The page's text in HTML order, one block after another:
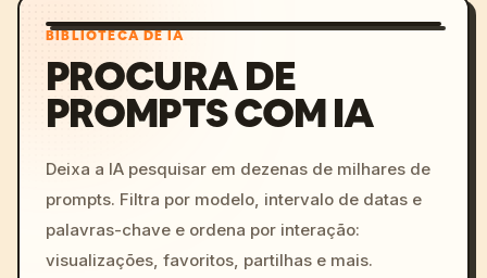
BIBLIOTECA DE IA
PROCURA DE
PROMPTS COM IA
Deixa a IA pesquisar em dezenas de milhares de
prompts. Filtra por modelo, intervalo de datas e
palavras-chave e ordena por interação:
visualizações, favoritos, partilhas e mais.